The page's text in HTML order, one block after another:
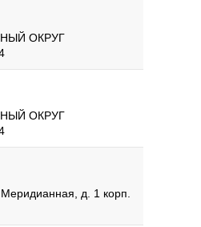
ОКРУГ
ОКРУГ
д. 1 корп.